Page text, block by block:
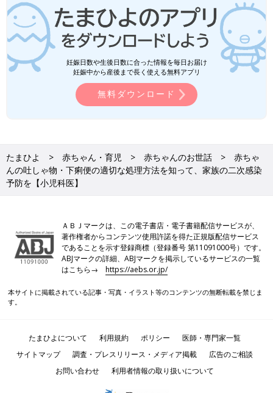
妊娠日数や生後日数に合った情報を毎日お届け
妊娠中から産後まで長く使える無料アプリ
無料ダウンロード
たまひよ 赤ちゃん・育児 赤ちゃんのお世話
赤ちゃ
んの吐しゃ物・下痢便の適切な処理方法を知って、家族の二次感染
予防を【小児科医】
ＡＢＪマークは、この電子書店・電子書籍配信サービスが、
著作権者からコンテンツ使用許諾を得た正規版配信サービス
であることを示す登録商標（登録番号 第11091000号）です。
ABJマークの詳細、ABJマークを掲示しているサービスの一覧
はこちら→https://aebs.or.jp/
本サイトに掲載されている記事・写真・イラスト等のコンテンツの無断転載を禁じま
す。
たまひよについて 利用規約 ポリシー
医師・専門家一覧
サイトマップ
調査・プレスリリース・メディア掲載
広告のご相談
お問い合わせ
利用者情報の取り扱いについて